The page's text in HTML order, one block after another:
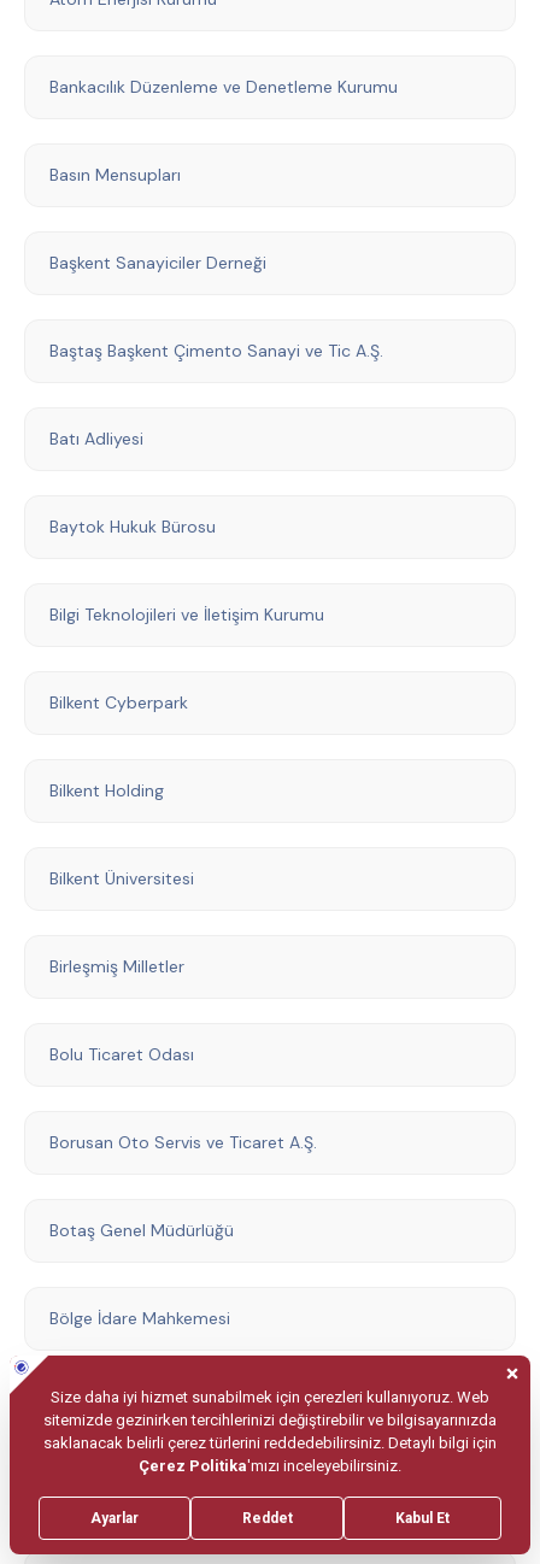
Bankacılık Düzenleme ve Denetleme Kurumu
Basın Mensupları
Başkent Sanayiciler Derneği
Baştaş Başkent Çimento Sanayi ve Tic A.Ş.
Batı Adliyesi
Baytok Hukuk Bürosu
Bilgi Teknolojileri ve İletişim Kurumu
Bilkent Cyberpark
Bilkent Holding
Bilkent Üniversitesi
Birleşmiş Milletler
Bolu Ticaret Odası
Borusan Oto Servis ve Ticaret A.Ş.
Botaş Genel Müdürlüğü
Bölge İdare Mahkemesi
Cumhurbaşkanlığı Senfoni Orkestrası
Devlet Hava Meydanları İşletmesi